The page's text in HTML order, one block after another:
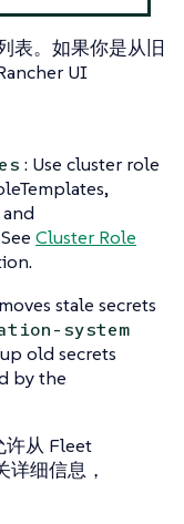
表。如果你是从旧
UI
: Use cluster role
Cluster Role
stale secrets
system
old secrets
by the
许从 Fleet
细信息，